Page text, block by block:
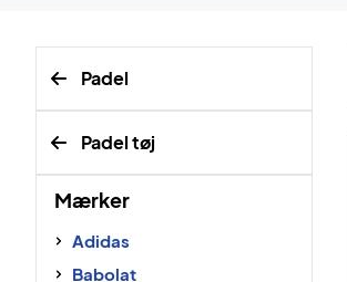
Padel
Padel tøj
Mærker
Adidas
Babolat